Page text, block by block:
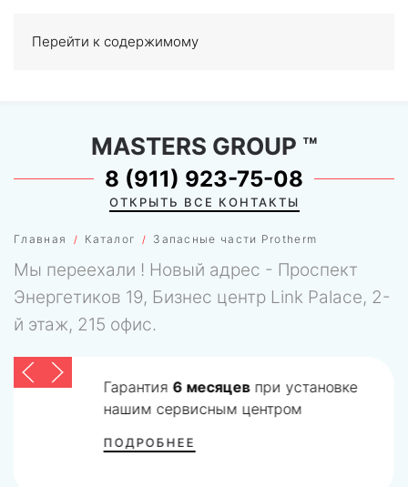
Перейти к содержимому
0
Главная Каталог Запасные части Protherm
MASTERS GROUP ™
8 (911) 923-75-08
ОТКРЫТЬ ВСЕ КОНТАКТЫ
Мы переехали ! Новый адрес - Проспект
Энергетиков 19, Бизнес центр Link Palace, 2-
й этаж, 215 офис.
Гарантия 6 месяцевпри установке
нашим сервисным центром
ПОДРОБНЕЕ